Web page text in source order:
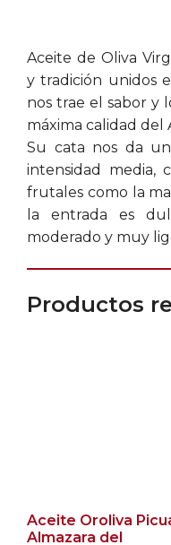
Aceite de Oliva
y tradición unidos
nos trae el sabor y
máxima calidad del
Su cata nos da
intensidad media,
frutales como la
la entrada es
moderado y muy
Productos
Aceite Oroliva
Almazara del